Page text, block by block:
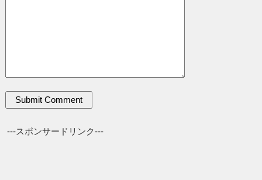
---スポンサードリンク---